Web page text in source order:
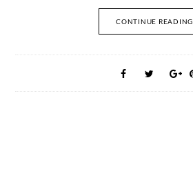
CONTINUE READING